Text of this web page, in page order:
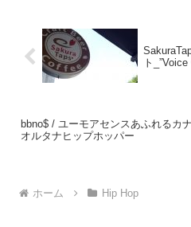
ト
bbno$ / ユーモアセンスあふれるカ
オルタナヒップホッパー
ホーム Hip Hop